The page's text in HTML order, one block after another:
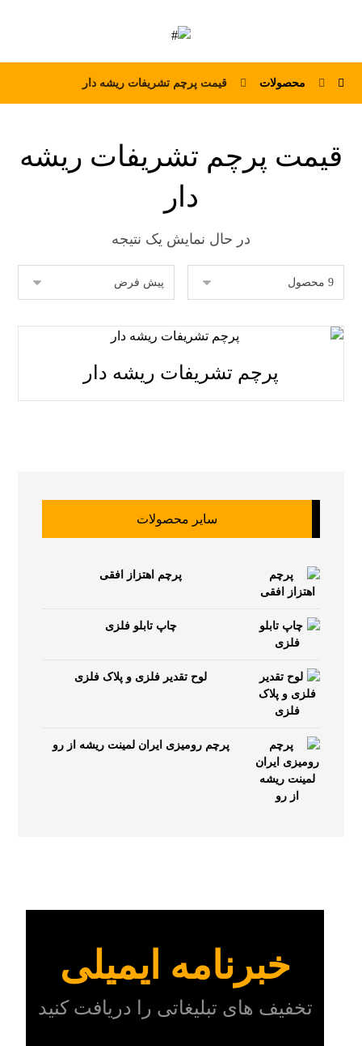
محصولات قیمت پرچم تشریفات ریشه دار
قیمت پرچم تشریفات ریشه
دار
در حال نمایش یک نتیجه
پرچم تشریفات ریشه دار
سایر محصولات
پرچم اهتزاز افقی
چاپ تابلو فلزی
لوح تقدیر فلزی و پلاک فلزی
پرچم رومیزی ایران لمینت ریشه از رو
خبرنامه ایمیلی
تخفیف های تبلیغاتی را دریافت کنید